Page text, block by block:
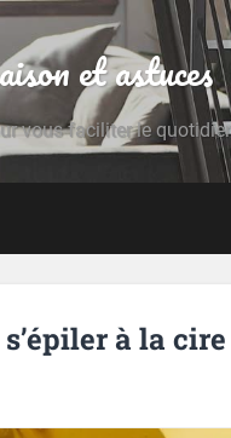
et astuces
vous faciliter le
à la